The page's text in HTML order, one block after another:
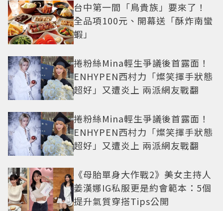
台中第一間「鳥貴族」要來了！
全品項100元、開幕送「酥炸南蠻
蝦」
捲粉絲Mina輕生爭議後首露面！
ENHYPEN西村力「燦笑揮手狀態
超好」又遭炎上 兩派網友戰翻
捲粉絲Mina輕生爭議後首露面！
ENHYPEN西村力「燦笑揮手狀態
超好」又遭炎上 兩派網友戰翻
《母胎單身大作戰2》美女主持人
姜漢娜IG私服更是約會範本：5個
提升氣質穿搭Tips公開